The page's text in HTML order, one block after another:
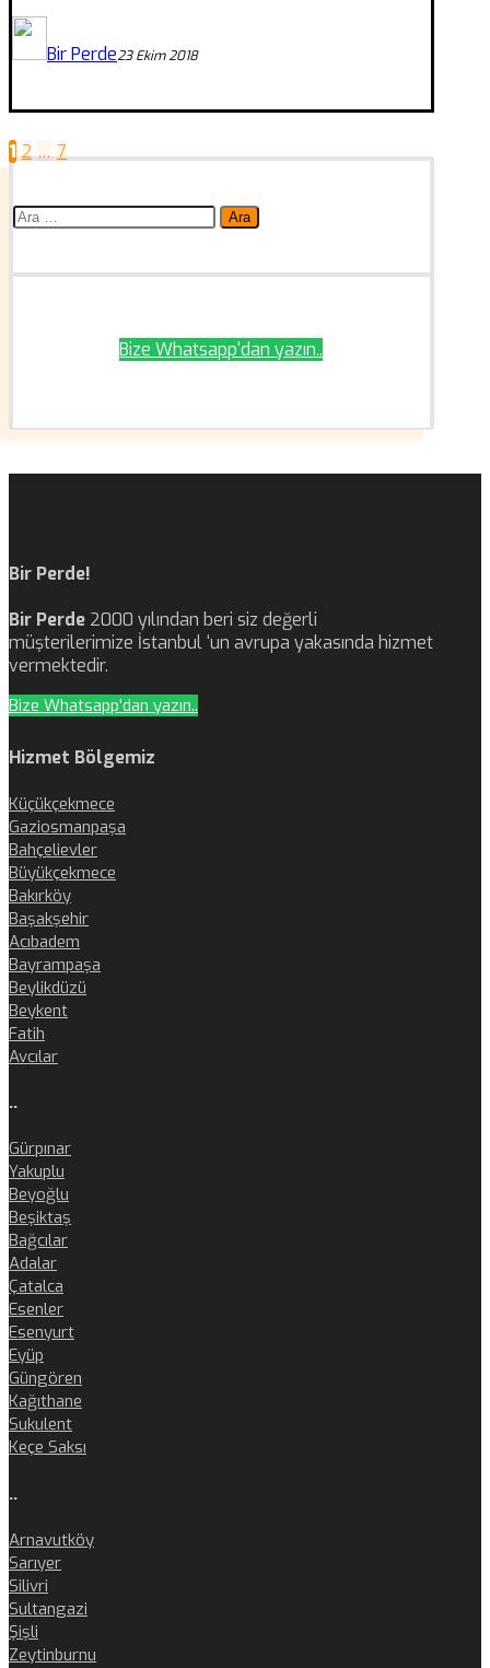
Bir Perde23 Ekim 2018
Yazı
sayfalaması
1 2 … 7
Arama:
Bize Whatsapp'dan yazın..
Bir Perde!
Bir Perde 2000 yılından beri siz değerli
müşterilerimize İstanbul ‘un avrupa yakasında hizmet
vermektedir.
Bize Whatsapp'dan yazın..
Hizmet Bölgemiz
Küçükçekmece
Gaziosmanpaşa
Bahçelievler
Büyükçekmece
Bakırköy
Başakşehir
Acıbadem
Bayrampaşa
Beylikdüzü
Beykent
Fatih
Avcılar
..
Gürpınar
Yakuplu
Beyoğlu
Beşiktaş
Bağcılar
Adalar
Çatalca
Esenler
Esenyurt
Eyüp
Güngören
Kağıthane
Sukulent
Keçe Saksı
..
Arnavutköy
Sarıyer
Silivri
Sultangazi
Şişli
Zeytinburnu